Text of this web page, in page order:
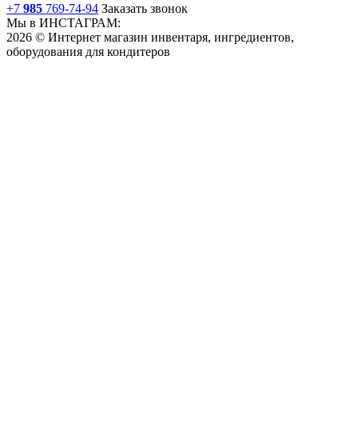
+7 985 769-74-94 Заказать звонок
Мы в ИНСТАГРАМ:
2026 © Интернет магазин инвентаря, ингредиентов,
оборудования для кондитеров